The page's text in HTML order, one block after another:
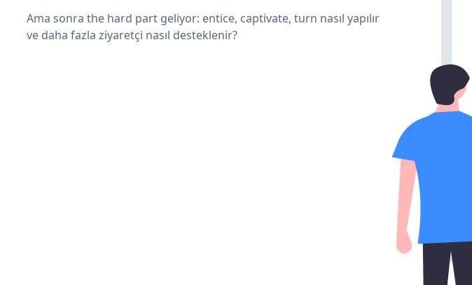
Ama sonra the hard part geliyor: entice, captivate, turn nasıl yapılır
ve daha fazla ziyaretçi nasıl desteklenir?